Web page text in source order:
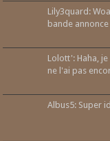
Lily3quard:
bande annonce
Lolott': Haha,
ne l'ai pas
Albus5: Super